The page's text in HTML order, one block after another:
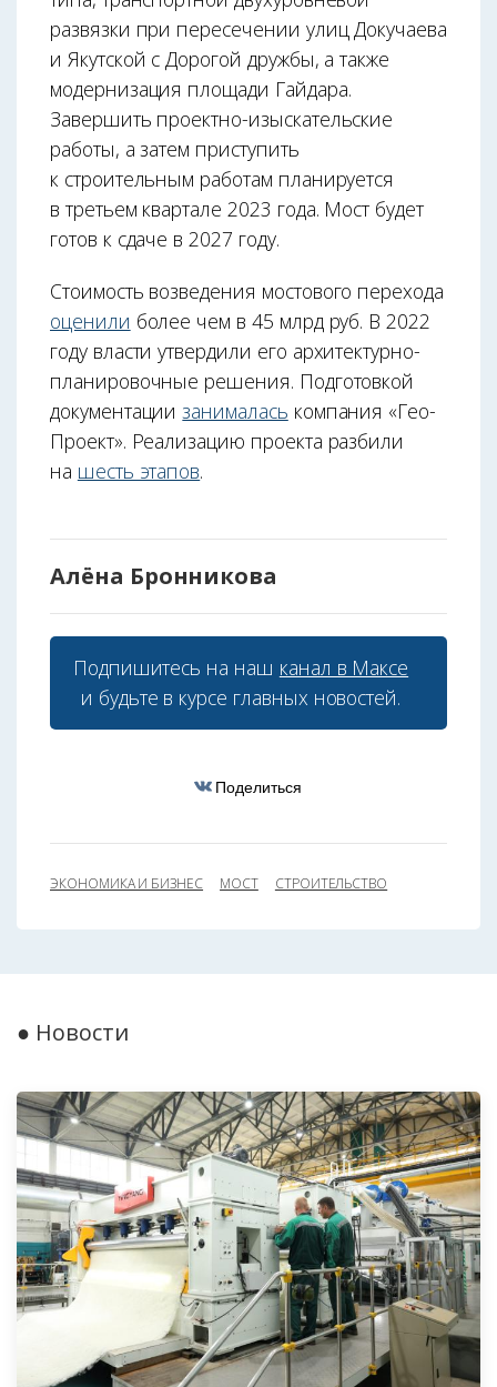
развязки при пересечении улиц Докучаева
и Якутской с Дорогой дружбы, а также
модернизация площади Гайдара.
Завершить проектно-изыскательские
работы, а затем приступить
к строительным работам планируется
в третьем квартале 2023 года. Мост будет
готов к сдаче в 2027 году.
Стоимость возведения мостового перехода
оценили более чем в 45 млрд руб. В 2022
году власти утвердили его архитектурно-
планировочные решения. Подготовкой
документациизанималась компания «Гео-
Проект». Реализацию проекта разбили
на шесть этапов.
Алёна Бронникова
Подпишитесь на наш канал в Максе
и будьте в курсе главных новостей.
Поделиться
ЭКОНОМИКА И БИЗНЕС МОСТ СТРОИТЕЛЬСТВО
● Новости